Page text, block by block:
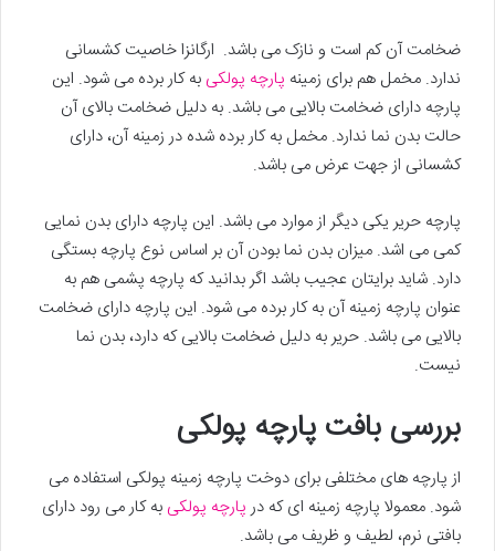
ضخامت آن کم است و نازک می باشد. ارگانزا خاصیت کشسانی
ندارد. مخمل هم برای زمینه پارچه پولکی به کار برده می شود. این
پارچه دارای ضخامت بالایی می باشد. به دلیل ضخامت بالای آن
حالت بدن نما ندارد. مخمل به کار برده شده در زمینه آن، دارای
کشسانی از جهت عرض می باشد.
پارچه حریر یکی دیگر از موارد می باشد. این پارچه دارای بدن نمایی
کمی می اشد. میزان بدن نما بودن آن بر اساس نوع پارچه بستگی
دارد. شاید برایتان عجیب باشد اگر بدانید که پارچه پشمی هم به
عنوان پارچه زمینه آن به کار برده می شود. این پارچه دارای ضخامت
بالایی می باشد. حریر به دلیل ضخامت بالایی که دارد، بدن نما
نیست.
بررسی بافت پارچه پولکی
از پارچه های مختلفی برای دوخت پارچه زمینه پولکی استفاده می
شود. معمولا پارچه زمینه ای که در پارچه پولکی به کار می رود دارای
بافتی نرم، لطیف و ظریف می باشد.